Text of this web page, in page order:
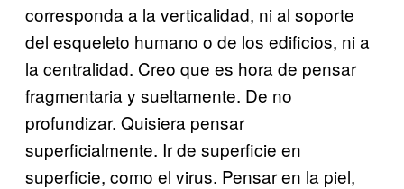
corresponda a la verticalidad, ni al soporte
del esqueleto humano o de los edificios, ni a
la centralidad. Creo que es hora de pensar
fragmentaria y sueltamente. De no
profundizar. Quisiera pensar
superficialmente. Ir de superficie en
superficie, como el virus. Pensar en la piel,